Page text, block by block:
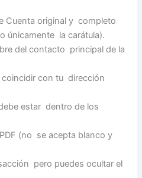
Cuenta original y completo
únicamente la carátula).
del contacto principal de la
coincidir con tu dirección
estar dentro de los
(no se acepta blanco y
pero puedes ocultar el